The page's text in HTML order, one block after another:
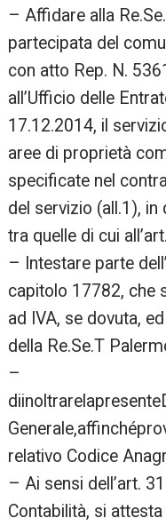
– Affidare alla
partecipata del
con atto Rep. N.
all’Ufficio delle
17.12.2014, il
aree di proprietà
specificate nel
del servizio (all.1),
tra quelle di cui
– Intestare parte
capitolo 17782, che
ad IVA, se dovuta,
della Re.Se.T
–
relativo Codice
– Ai sensi dell’art.
Contabilità, si